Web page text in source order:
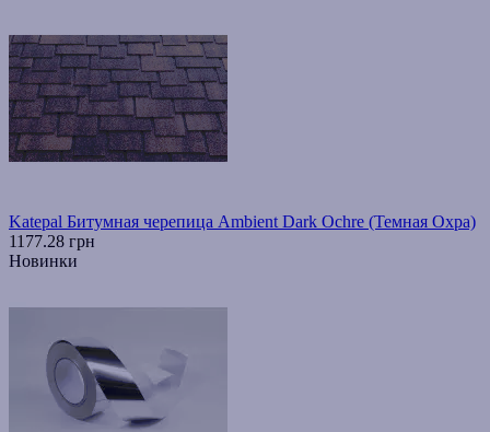
Katepal Битумная черепица Ambient Dark Ochre (Темная Охра)
1177.28 грн
Новинки